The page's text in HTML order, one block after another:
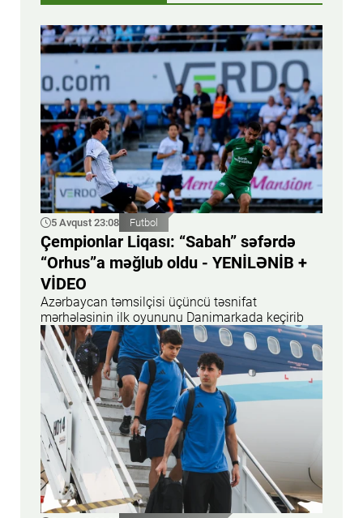
5 Avqust 23:08 Futbol
Çempionlar Liqası: “Sabah” səfərdə
“Orhus”a məğlub oldu - YENİLƏNİB +
VİDEO
Azərbaycan təmsilçisi üçüncü təsnifat
mərhələsinin ilk oyununu Danimarkada keçirib